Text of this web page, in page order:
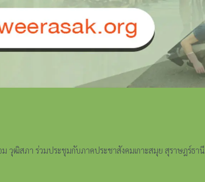
วุฒิสภา ร่วมประชุมกับภาคประชาสังคมเกาะสมุย สุราษฎร์ธานี